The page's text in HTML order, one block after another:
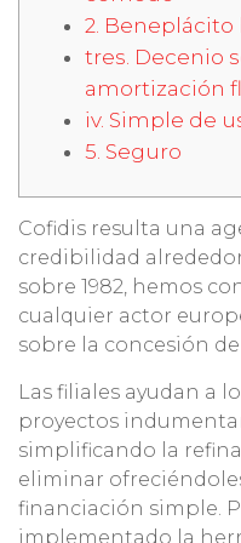
2. Beneplácito
tres. Decenio
amortización
iv. Simple de
5. Seguro
Cofidis resulta una
credibilidad
sobre 1982, hemos
cualquier actor
sobre la concesión
Las filiales ayudan a
proyectos
simplificando la
eliminar
financiación simple.
implementado la